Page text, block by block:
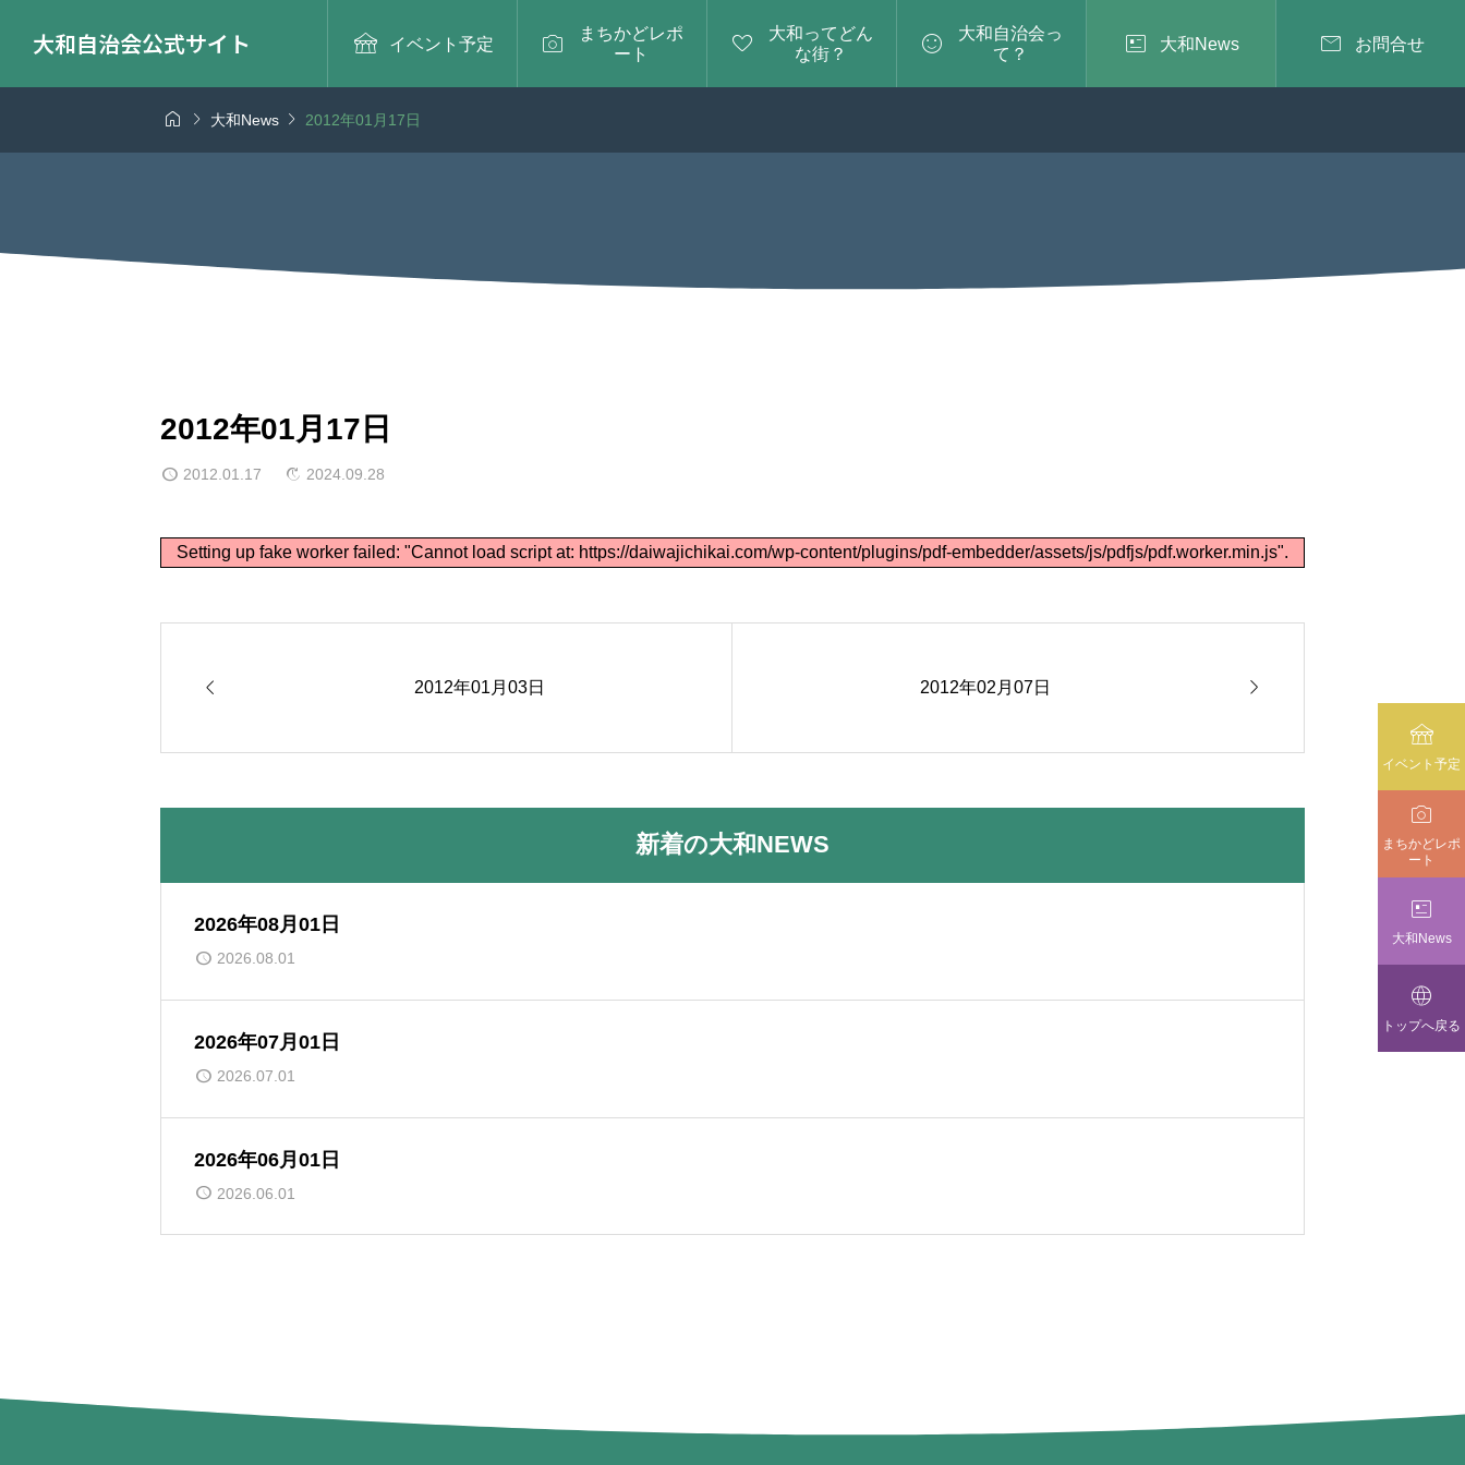
大和自治会公式サイト  イベント予定 
まちかどレポ
ート

大和ってどん
な街？

大和自治会っ
て？
 大和News  お問合せ
  大和News  2012年01月17日
2012年01月17日
2012.01.17 2024.09.28
Setting up fake worker failed: "Cannot load script at: https://daiwajichikai.com/wp-content/plugins/pdf-embedder/assets/js/pdfjs/pdf.worker.min.js".
 2012年01月03日 2012年02月07日 
新着の大和NEWS
2026年08月01日
2026.08.01
2026年07月01日
2026.07.01
2026年06月01日
2026.06.01

イベント予定

まちかどレポ
ート

大和News

トップへ戻る